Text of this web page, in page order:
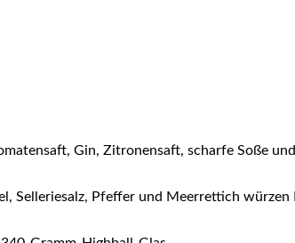
Gin, Zitronensaft, scharfe Soße
Selleriesalz, Pfeffer und Meerrettich würzen